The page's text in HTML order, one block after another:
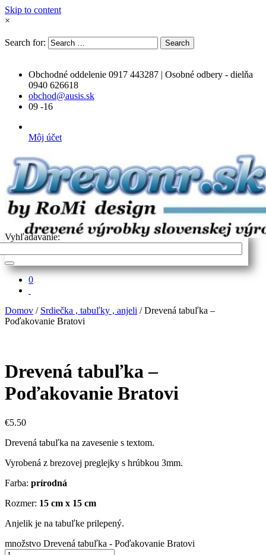
Skip to content
×
Search for: Search
Obchodné oddelenie 0917 443287 | Osobné odbery - dielňa
0940 626618
obchod@ausis.sk
09 -16
Môj účet
Vyhľadavanie:
0
Domov / Srdiečka , tabuľky , anjeli / Drevená tabuľka –
Poďakovanie Bratovi
Drevená tabuľka –
Poďakovanie Bratovi
€5.50
Drevená tabuľka na zavesenie s textom.
Vyrobená z brezovej preglejky s hrúbkou 3mm.
Farba: prírodná
Rozmer: 15 cm x 15 cm
Anjelik je na tabuľke prilepený.
množstvo Drevená tabuľka - Poďakovanie Bratovi